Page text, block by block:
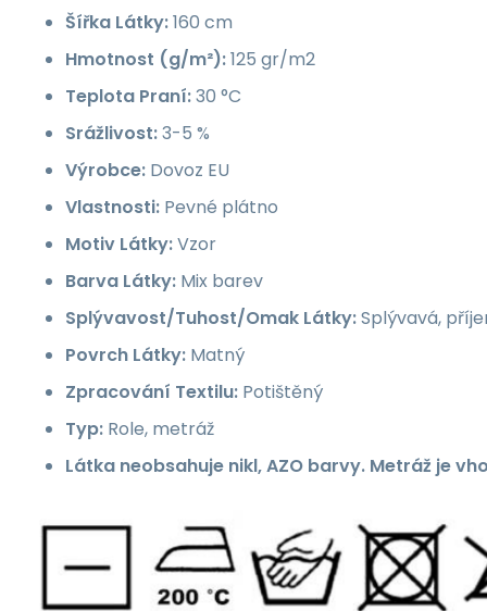
Šířka Látky:160 cm
Hmotnost (g/m²):125 gr/m2
Teplota Praní:30 °C
Srážlivost:3-5 %
Výrobce: Dovoz EU
Vlastnosti: Pevné plátno
Motiv Látky:Vzor
Barva Látky: Mix barev
Splývavost/Tuhost/Omak Látky:Splývavá,
Povrch Látky: Matný
Zpracování Textilu: Potištěný
Typ: Role, metráž
Látka neobsahuje nikl, AZO barvy. Metráž je